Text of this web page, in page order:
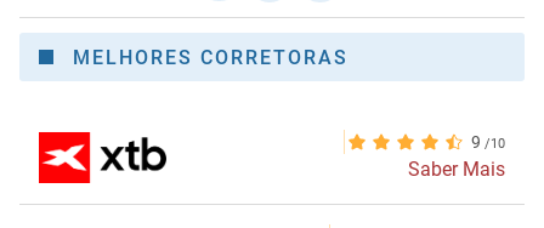
MELHORES CORRETORAS
9
Saber Mais